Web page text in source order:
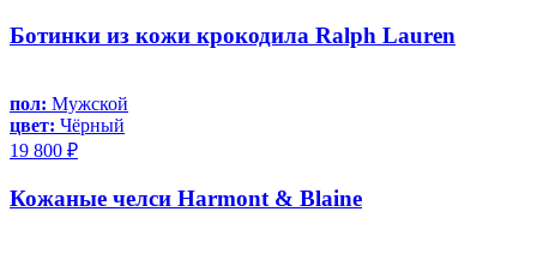
Ботинки из кожи крокодила Ralph Lauren
пол: Мужской
цвет: Чёрный
19 800 ₽
Кожаные челси Harmont & Blaine